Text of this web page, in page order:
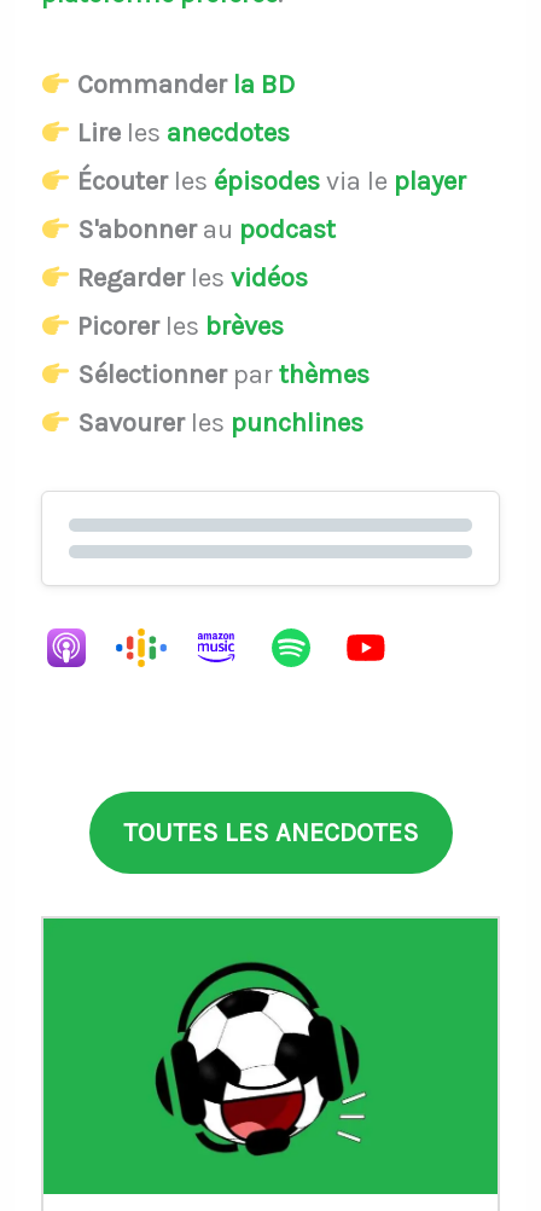
Commander la BD
Lireles anecdotes
Écouterles épisodesvia le player
S'abonnerau podcast
Regarderles vidéos
Picorerles brèves
Sélectionnerparthèmes
Savourerles punchlines
TOUTES LES ANECDOTES